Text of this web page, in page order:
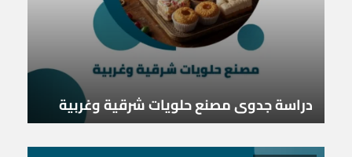
دراسة جدوى مصنع حلويات شرقية وغربية